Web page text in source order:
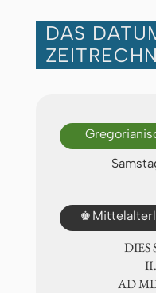
DAS
♚
DIES
AD